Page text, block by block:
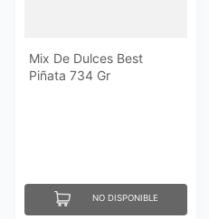
Mix De Dulces Best
Piñata 734 Gr
NO DISPONIBLE